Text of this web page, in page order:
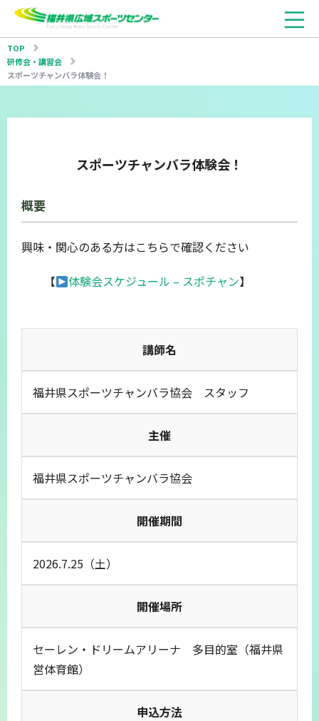
TOP
研修会・講習会
スポーツチャンバラ体験会！
スポーツチャンバラ体験会！
概要
興味・関心のある方はこちらで確認ください
【
体験会スケジュール – スポチャン】
講師名
福井県スポーツチャンバラ協会 スタッフ
主催
福井県スポーツチャンバラ協会
開催期間
2026.7.25（土）
開催場所
セーレン・ドリームアリーナ 多目的室（福井県
営体育館）
申込方法